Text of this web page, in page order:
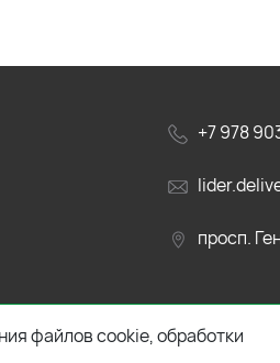
+7 978
просп.
файлов cookie, обработки